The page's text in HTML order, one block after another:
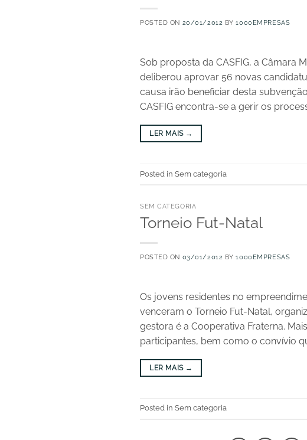
POSTED ON 20/01/2012 BY1000EMPRESAS
Sob proposta da CASFIG, a Câmara
deliberou aprovar 56 novas
causa irão beneficiar desta
CASFIG encontra-se a gerir os
LER MAIS →
Posted in Sem categoria
SEM CATEGORIA
Torneio Fut-Natal
POSTED ON 03/01/2012 BY1000EMPRESAS
Os jovens residentes no
venceram o Torneio Fut-Natal,
gestora é a Cooperativa Fraterna.
participantes, bem como o convívio
LER MAIS →
Posted in Sem categoria